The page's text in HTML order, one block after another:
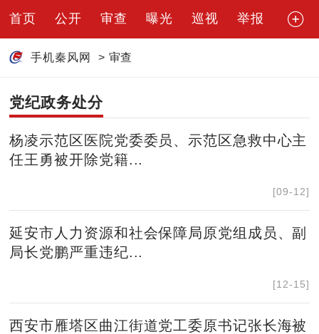
首页 公开 审查 曝光 巡视 举报
手机秦风网 > 审查
党纪政务处分
杨凌示范区医院党委委员、示范区急救中心主
任王勇被开除党籍...
[09-12]
延安市人力资源和社会保障局原党组成员、副
局长党鹏严重违纪...
[12-15]
西安市雁塔区曲江街道党工委原书记张长海被